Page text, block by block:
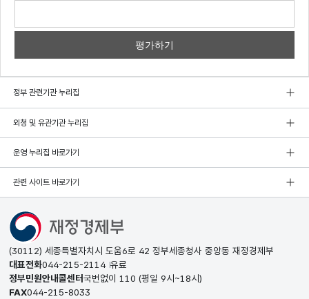
정부 관련기관 누리집
외청 및 유관기관 누리집
운영 누리집 바로가기
관련 사이트 바로가기
(30112) 세종특별자치시 도움6로 42 정부세종청사 중앙동 재정경제부
대표전화044-215-2114 유료
정부민원안내콜센터국번없이 110 (평일 9시~18시)
FAX044-215-8033